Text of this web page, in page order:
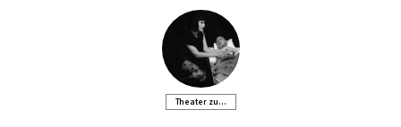
Theater zum